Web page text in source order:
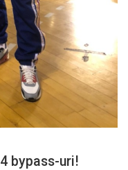
bypass-uri!